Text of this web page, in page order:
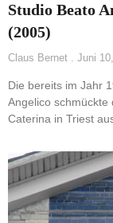
Studio Beato
(2005)
Claus Bernet Juni
Die bereits im Jahr
Angelico schmückte
Caterina in Triest